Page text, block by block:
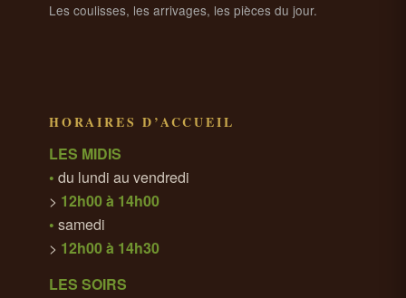
Les coulisses, les arrivages, les pièces du jour.
HORAIRES D’ACCUEIL
LES MIDIS
• du lundi au vendredi
> 12h00 à 14h00
• samedi
> 12h00 à 14h30
LES SOIRS